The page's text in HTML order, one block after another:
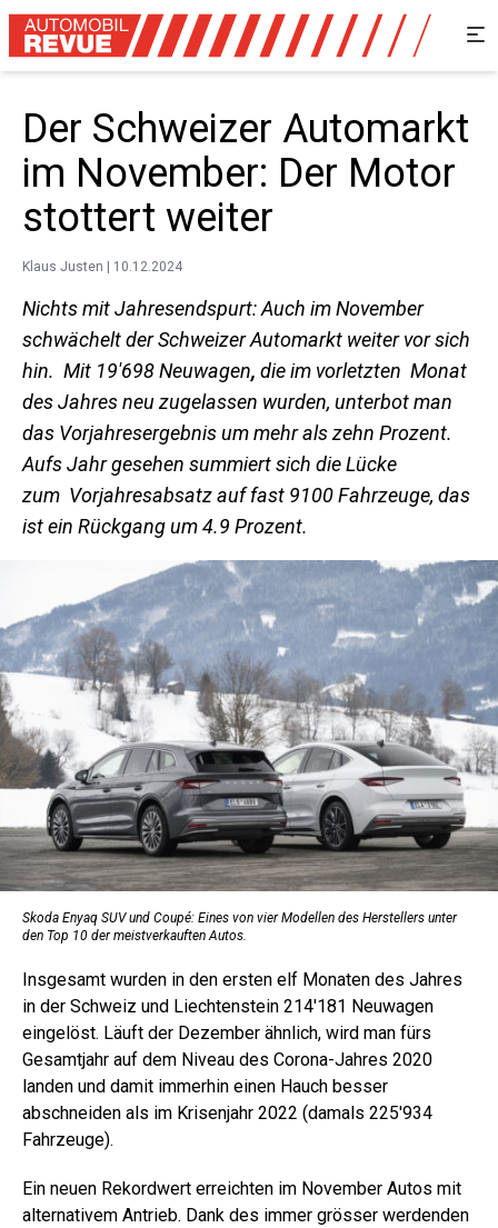
Der Schweizer Automarkt
im November: Der Motor
stottert weiter
Klaus Justen | 10.12.2024
Nichts mit Jahresendspurt: Auch im November
schwächelt der Schweizer Automarkt weiter vor sich
hin. Mit 19'698 Neuwagen, die im vorletzten Monat
des Jahres neu zugelassen wurden, unterbot man
das Vorjahresergebnis um mehr als zehn Prozent.
Aufs Jahr gesehen summiert sich die Lücke
zum Vorjahresabsatz auf fast 9100 Fahrzeuge, das
ist ein Rückgang um 4.9 Prozent.
Skoda Enyaq SUV und Coupé: Eines von vier Modellen des Herstellers unter
den Top 10 der meistverkauften Autos.
Insgesamt wurden in den ersten elf Monaten des Jahres
in der Schweiz und Liechtenstein 214'181 Neuwagen
eingelöst. Läuft der Dezember ähnlich, wird man fürs
Gesamtjahr auf dem Niveau des Corona-Jahres 2020
landen und damit immerhin einen Hauch besser
abschneiden als im Krisenjahr 2022 (damals 225'934
Fahrzeuge).
Ein neuen Rekordwert erreichten im November Autos mit
alternativem Antrieb. Dank des immer grösser werdenden